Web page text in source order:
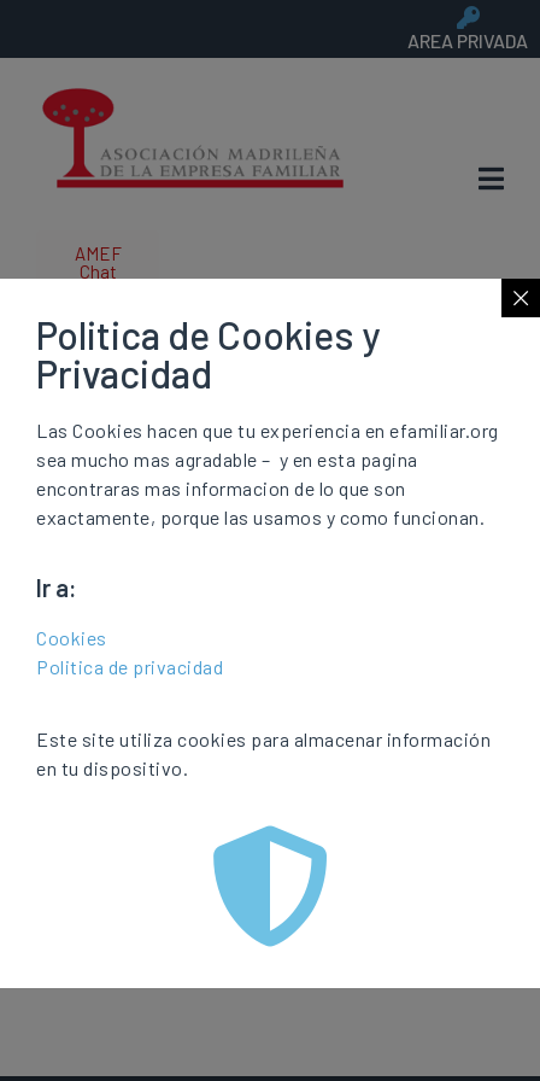
AREA PRIVADA
AMEF
Chat
Empresa familiar:
la armonización
de Sánchez ataca
la autonomía de
las CCAA
Ver documento adjunto
Twitter
Correo electrónico
Politica de Cookies y
Privacidad
Las Cookies hacen que tu experiencia en efamiliar.org
sea mucho mas agradable – y en esta pagina
encontraras mas informacion de lo que son
exactamente, porque las usamos y como funcionan.
Ir a:
Cookies
Politica de privacidad
Este site utiliza cookies para almacenar información
en tu dispositivo.